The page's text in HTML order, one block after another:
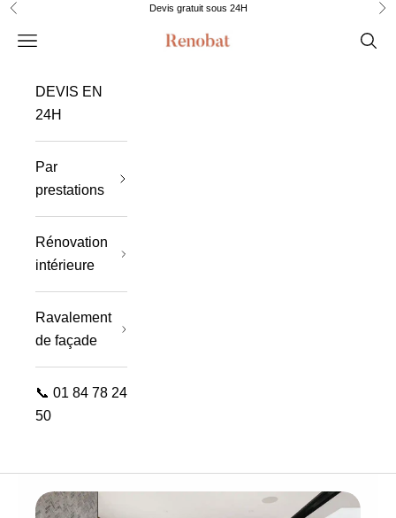
Passer au contenu
Précédent Devis gratuit sous 24H
Renobat
Menu
DEVIS EN
24H
Par
prestations
Rénovation
intérieure
Ravalement
de façade
📞 01 84 78 24
50